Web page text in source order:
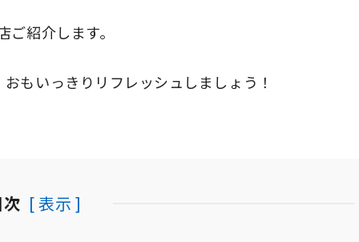
紹介します。
もいっきりリフレッシュしましょう！
次 [ 表示 ]